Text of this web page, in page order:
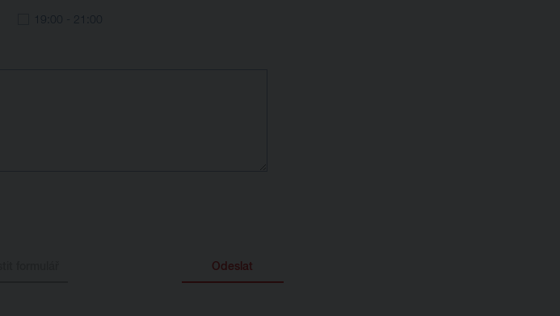
19:00 - 21:00
Odeslat